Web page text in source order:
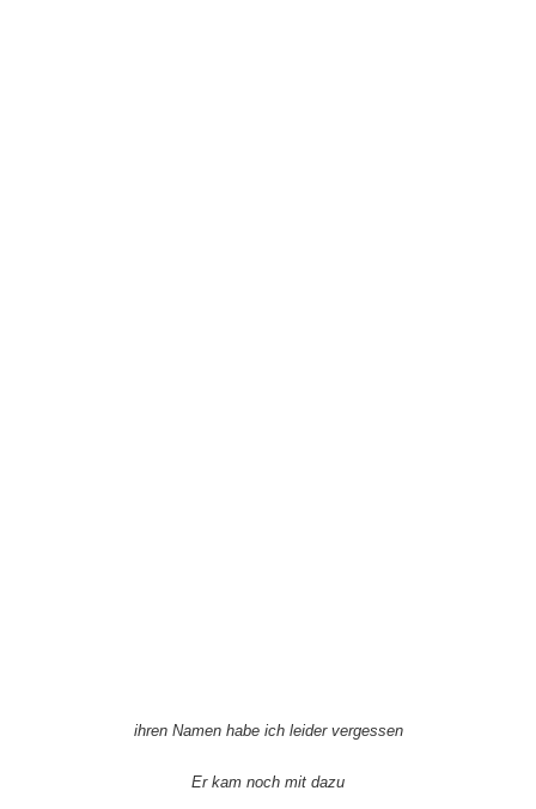
ihren Namen habe ich leider vergessen
Er kam noch mit dazu